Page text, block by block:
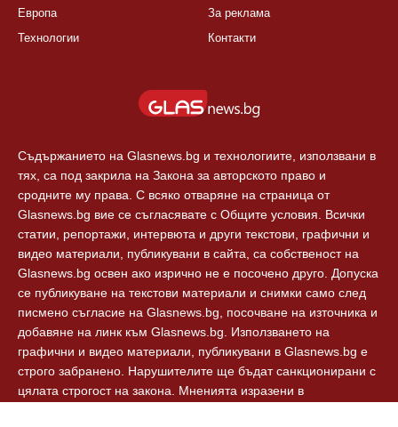
Европа
Технологии
За реклама
Контакти
Съдържанието на Glasnews.bg и технологиите, използвани в
тях, са под закрила на Закона за авторското право и
сродните му права. С всяко отваряне на страница от
Glasnews.bg вие се съгласявате с Общите условия. Всички
статии, репортажи, интервюта и други текстови, графични и
видео материали, публикувани в сайта, са собственост на
Glasnews.bg освен ако изрично не е посочено друго. Допуска
се публикуване на текстови материали и снимки само след
писмено съгласие на Glasnews.bg, посочване на източника и
добавяне на линк към Glasnews.bg. Използването на
графични и видео материали, публикувани в Glasnews.bg е
строго забранено. Нарушителите ще бъдат санкционирани с
цялата строгост на закона. Мненията изразени в